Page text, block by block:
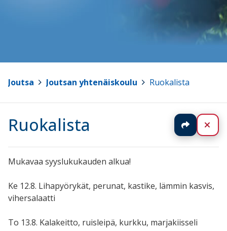
Joutsa Joutsan yhtenäiskoulu Ruokalista
Ruokalista Jaa
Mukavaa syyslukukauden alkua!
Ke 12.8. Lihapyörykät, perunat, kastike, lämmin kasvis,
vihersalaatti
To 13.8. Kalakeitto, ruisleipä, kurkku, marjakiisseli